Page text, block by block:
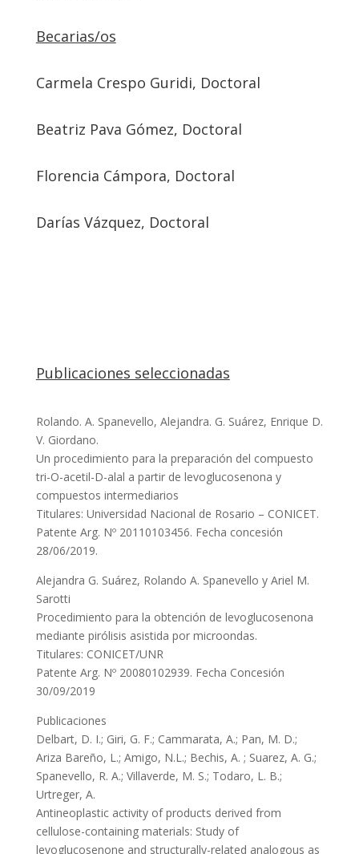
Becarias/os
Carmela Crespo Guridi, Doctoral
Beatriz Pava Gómez, Doctoral
Florencia Cámpora, Doctoral
Darías Vázquez, Doctoral
Publicaciones seleccionadas
Rolando. A. Spanevello, Alejandra. G. Suárez, Enrique D.
V. Giordano.
Un procedimiento para la preparación del compuesto
tri-O-acetil-D-alal a partir de levoglucosenona y
compuestos intermediarios
Titulares: Universidad Nacional de Rosario – CONICET.
Patente Arg. Nº 20110103456. Fecha concesión
28/06/2019.
Alejandra G. Suárez, Rolando A. Spanevello y Ariel M.
Sarotti
Procedimiento para la obtención de levoglucosenona
mediante pirólisis asistida por microondas.
Titulares: CONICET/UNR
Patente Arg. Nº 20080102939. Fecha Concesión
30/09/2019
Publicaciones
Delbart, D. I.; Giri, G. F.; Cammarata, A.; Pan, M. D.;
Ariza Bareño, L.; Amigo, N.L.; Bechis, A. ; Suarez, A. G.;
Spanevello, R. A.; Villaverde, M. S.; Todaro, L. B.;
Urtreger, A.
Antineoplastic activity of products derived from
cellulose-containing materials: Study of
levoglucosenone and structurally-related analogous as